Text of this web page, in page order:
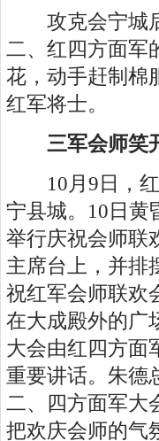
攻克会宁城后
二、红四方面军
花，动手赶制棉
红军将士。
三军会师笑
10月9日，红
宁县城。10日黄
举行庆祝会师联
主席台上，并排
祝红军会师联欢
在大成殿外的广
大会由红四方面
重要讲话。朱德
二、四方面军大
把欢庆会师的气